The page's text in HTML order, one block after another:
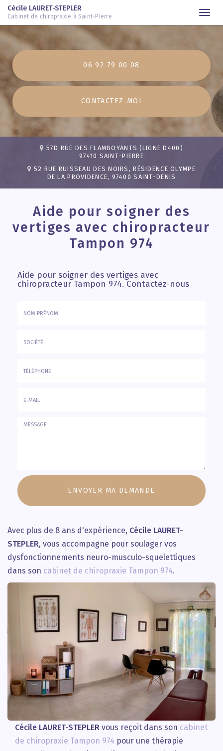
Aller
contenu
principal
Cécile LAURET-STEPLER
Cabinet de chiropraxie à Saint-Pierre
06 92 79 00 08
CONTACTEZ- MOI
57D RUE DES FLAMBOYANTS (LIGNE D400)
97410 SAINT-PIERRE
52 RUE RUISSEAU DES NOIRS, RÉSIDENCE OLYMPE
DE LA PROVIDENCE, 97400 SAINT-DENIS
Aide pour soigner des
vertiges avec chiropracteur
Tampon 974
Aide pour soigner des vertiges avec
chiropracteur Tampon 974. Contactez-nous
Message
:
ENVOYER MA DEMANDE
Avec plus de 8 ans d'expérience, Cécile LAURET-
STEPLER, vous accompagne pour soulager vos
dysfonctionnements neuro-musculo-squelettiques
dans son cabinet de chiropraxie Tampon 974.
Cécile LAURET-STEPLER vous reçoit dans son cabinet
de chiropraxie Tampon 974 pour une thérapie